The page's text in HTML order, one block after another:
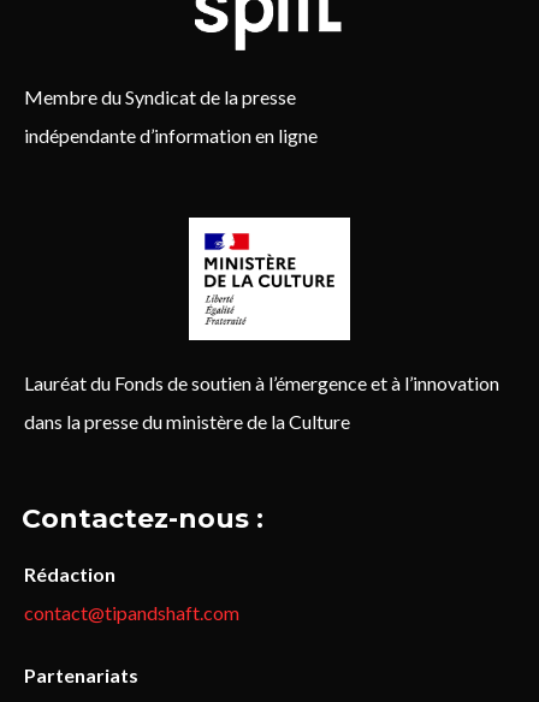
Membre du Syndicat de la presse
indépendante d’information en ligne
Lauréat du Fonds de soutien à l’émergence et à l’innovation
dans la presse du ministère de la Culture
Contactez-nous :
Rédaction
contact@tipandshaft.com
Partenariats